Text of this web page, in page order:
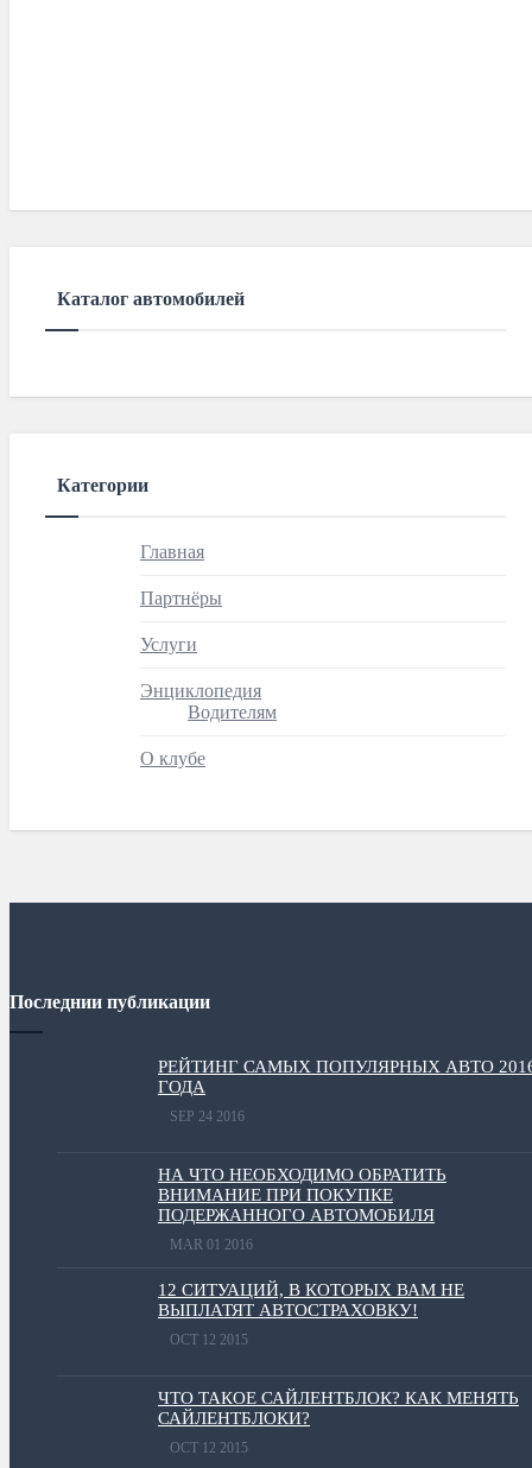
Каталог автомобилей
Категории
Главная
Партнёры
Услуги
Энциклопедия
Водителям
О клубе
Последнии публикации
РЕЙТИНГ САМЫХ ПОПУЛЯРНЫХ АВТО
ГОДА
SEP 24 2016
НА ЧТО НЕОБХОДИМО ОБРАТИТЬ
ВНИМАНИЕ ПРИ ПОКУПКЕ
ПОДЕРЖАННОГО АВТОМОБИЛЯ
MAR 01 2016
12 СИТУАЦИЙ, В КОТОРЫХ ВАМ НЕ
ВЫПЛАТЯТ АВТОСТРАХОВКУ!
OCT 12 2015
ЧТО ТАКОЕ САЙЛЕНТБЛОК? КАК МЕНЯТЬ
САЙЛЕНТБЛОКИ?
OCT 12 2015